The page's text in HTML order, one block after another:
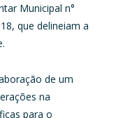
Municipal n°
que delineiam a
de um
na
para o